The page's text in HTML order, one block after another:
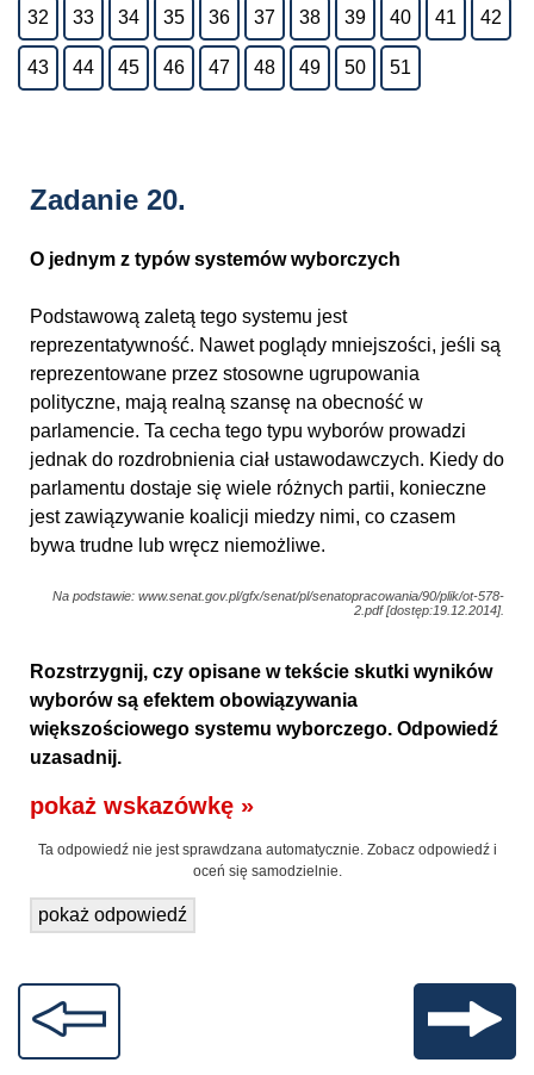
32 33 34 35 36 37 38 39 40 41 42
43 44 45 46 47 48 49 50 51
Zadanie 20.
O jednym z typów systemów wyborczych
Podstawową zaletą tego systemu jest
reprezentatywność. Nawet poglądy mniejszości, jeśli są
reprezentowane przez stosowne ugrupowania
polityczne, mają realną szansę na obecność w
parlamencie. Ta cecha tego typu wyborów prowadzi
jednak do rozdrobnienia ciał ustawodawczych. Kiedy do
parlamentu dostaje się wiele różnych partii, konieczne
jest zawiązywanie koalicji miedzy nimi, co czasem
bywa trudne lub wręcz niemożliwe.
Na podstawie: www.senat.gov.pl/gfx/senat/pl/senatopracowania/90/plik/ot-578-
2.pdf [dostęp:19.12.2014].
Rozstrzygnij, czy opisane w tekście skutki wyników
wyborów są efektem obowiązywania
większościowego systemu wyborczego. Odpowiedź
uzasadnij.
pokaż wskazówkę »
Ta odpowiedź nie jest sprawdzana automatycznie. Zobacz odpowiedź i
oceń się samodzielnie.
pokaż odpowiedź